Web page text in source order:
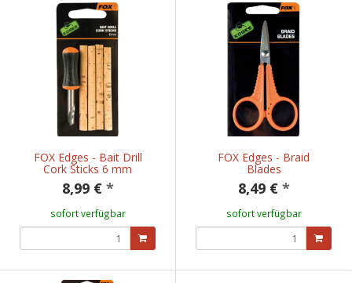
FOX Edges - Bait Drill
Cork Sticks 6 mm
8,99 € *
sofort verfügbar
FOX Edges - Braid
Blades
8,49 € *
sofort verfügbar